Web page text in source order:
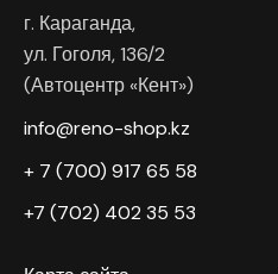
г. Караганда,
ул. Гоголя, 136/2
(Автоцентр «Кент»)
info@reno-shop.kz
+ 7 (700) 917 65 58
+7 (702) 402 35 53